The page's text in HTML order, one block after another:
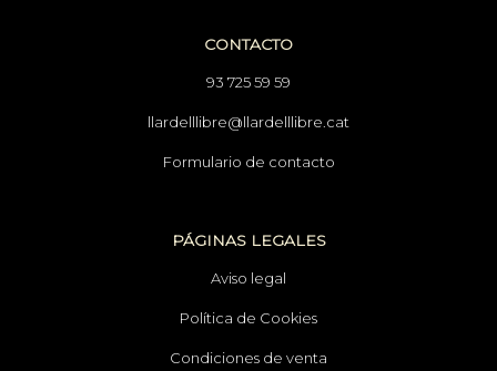
CONTACTO
93 725 59 59
llardelllibre@llardelllibre.cat
Formulario de contacto
PÁGINAS LEGALES
Aviso legal
Política de Cookies
Condiciones de venta